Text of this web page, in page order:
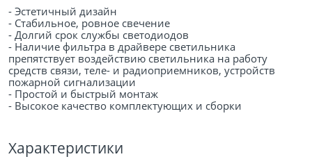
- Эстетичный дизайн
- Стабильное, ровное свечение
- Долгий срок службы светодиодов
- Наличие фильтра в драйвере светильника
препятствует воздействию светильника на работу
средств связи, теле- и радиоприемников, устройств
пожарной сигнализации
- Простой и быстрый монтаж
- Высокое качество комплектующих и сборки
Характеристики